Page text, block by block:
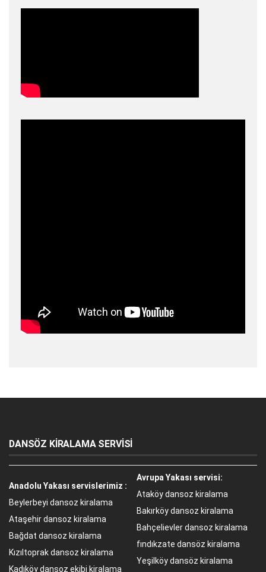
DANSÖZ KİRALAMA SERVİSİ
Anadolu Yakası servislerimiz :
Beylerbeyi dansoz kiralama
Ataşehir dansoz kiralama
Bağdat dansoz kiralama
Kızıltoprak dansoz kiralama
Kadıköy dansoz ekibi kiralama
Avrupa Yakası servisi:
Ataköy dansoz kiralama
Bakırköy dansoz kiralama
Bahçelievler dansoz kiralama
fındıkzate dansöz kiralama
Yeşilköy dansöz kiralama